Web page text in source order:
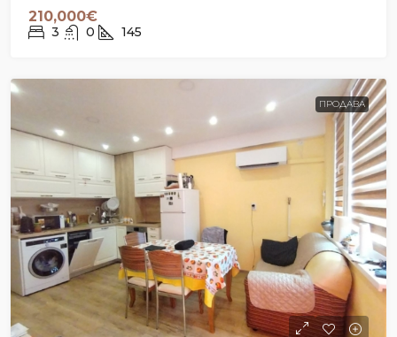
210,000€
3 0 145
ПРОДАВА